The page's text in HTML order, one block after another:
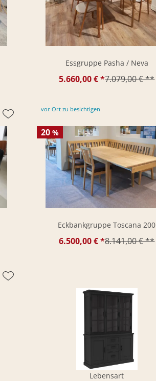
Essgruppe Pasha / Neva
5.660,00 € *7.079,00 € **
vor Ort zu besichtigen
20%
Eckbankgruppe Toscana 200
6.500,00 € *8.141,00 € **
Lebensart